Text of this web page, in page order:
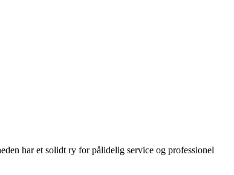
har et solidt ry for pålidelig service og professionel